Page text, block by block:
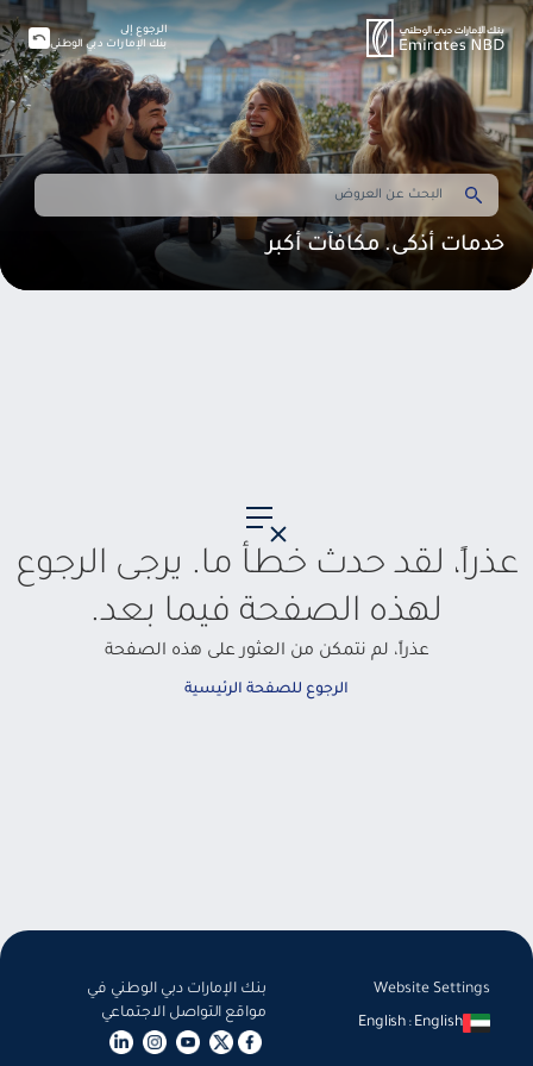
خدمات أذكى. مكافآت أكبر
الرجوع إلى
بنك الإمارات دبي الوطني
عذراً، لقد حدث خطأ ما. يرجى الرجوع
لهذه الصفحة فيما بعد.
عذراً، لم نتمكن من العثور على هذه الصفحة
الرجوع للصفحة الرئيسية
Website Settings
English
:
English
بنك الإمارات دبي الوطني في
مواقع التواصل الاجتماعي